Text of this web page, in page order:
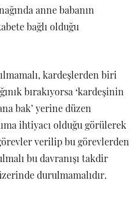
anne babanın
bağlı olduğu
kardeşlerden biri
bırakıyorsa ‘kardeşinin
bak’ yerine düzen
ihtiyacı olduğu görülerek
verilip bu görevlerden
bu davranışı takdir
durulmamalıdır.